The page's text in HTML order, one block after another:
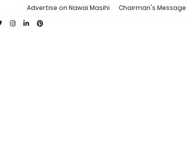
Chairman's Message
Advertise on Nawai Masihi